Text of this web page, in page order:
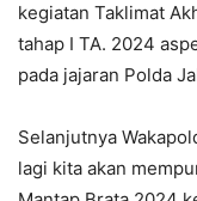
kegiatan Taklimat
tahap I TA. 2024
pada jajaran Polda
Selanjutnya
lagi kita akan